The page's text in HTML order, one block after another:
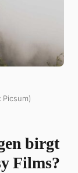
Picsum)
birgt
Films?